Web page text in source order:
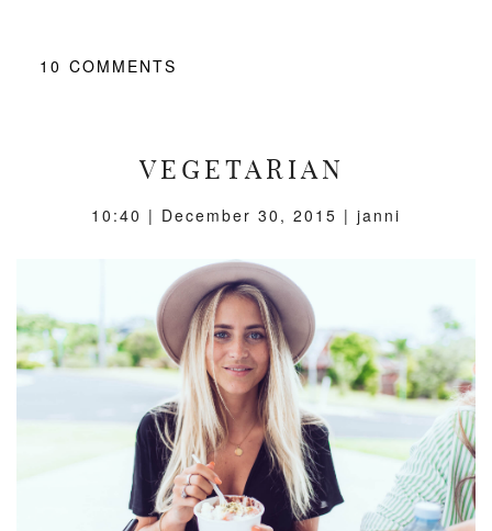
10 COMMENTS
VEGETARIAN
10:40 | December 30, 2015 | janni